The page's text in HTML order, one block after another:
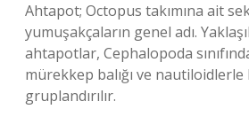
Ahtapot; Octopus takımına ait
yumuşakçaların genel adı.
ahtapotlar, Cephalopoda
mürekkep balığı ve
gruplandırılır.